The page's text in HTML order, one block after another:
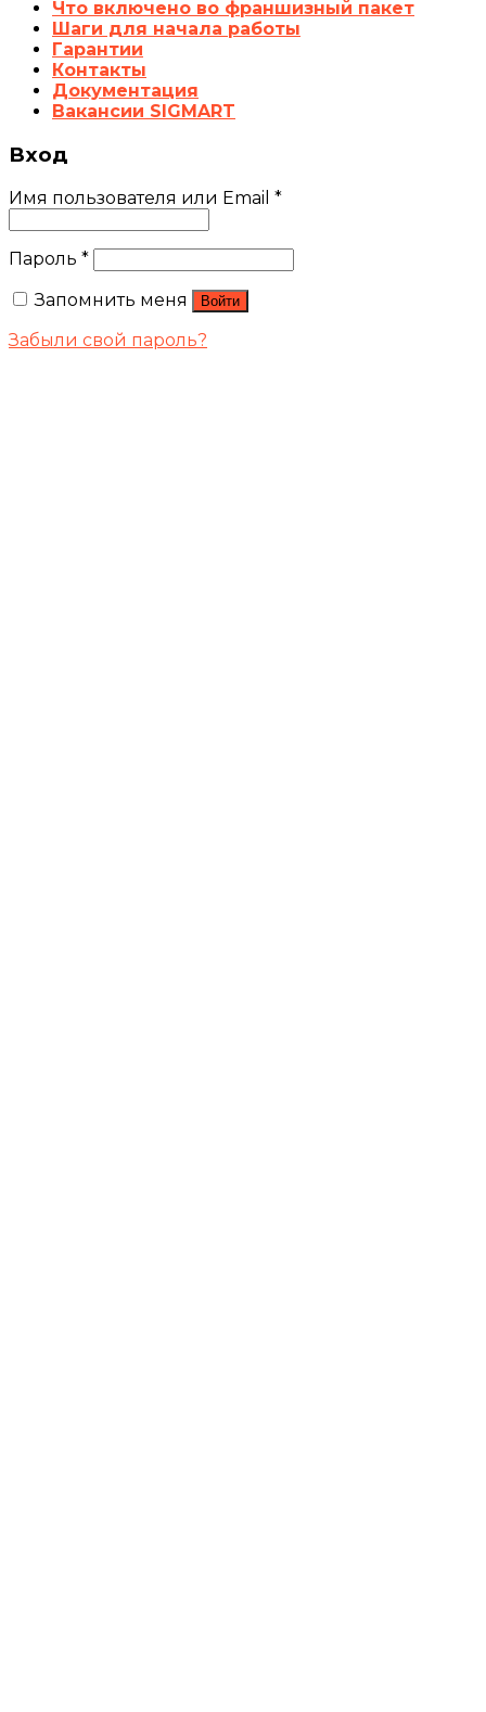
Что включено во франшизный пакет
Шаги для начала работы
Гарантии
Контакты
Документация
Вакансии SIGMART
Вход
Имя пользователя или Email *
Пароль *
Запомнить меня
Войти
Забыли свой пароль?